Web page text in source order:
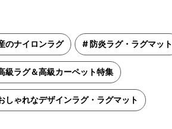
のナイロンラグ 防炎ラグ・ラグマット
級ラグ＆高級カーペット特集
しゃれなデザインラグ・ラグマット